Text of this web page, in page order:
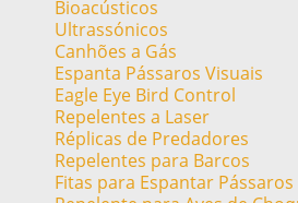
Bioacústicos
Ultrassónicos
Canhões a Gás
Espanta Pássaros Visuais
Eagle Eye Bird Control
Repelentes a Laser
Réplicas de Predadores
Repelentes para Barcos
Fitas para Espantar Pássaros